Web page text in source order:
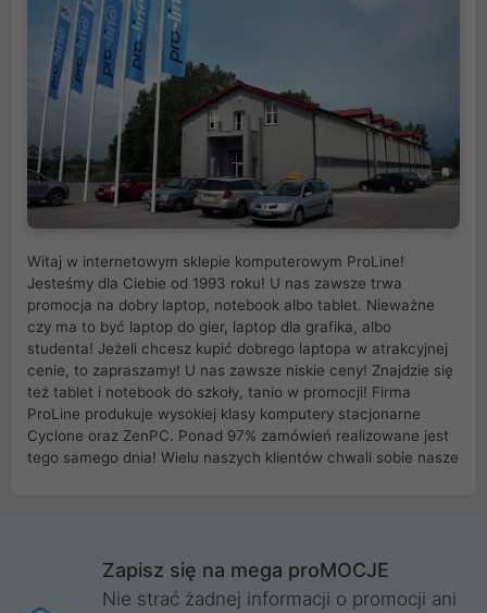
Witaj w internetowym sklepie komputerowym ProLine!
Jesteśmy dla Ciebie od 1993 roku! U nas zawsze trwa
promocja na dobry laptop, notebook albo tablet. Nieważne
czy ma to być laptop do gier, laptop dla grafika, albo
studenta! Jeżeli chcesz kupić dobrego laptopa w atrakcyjnej
cenie, to zapraszamy! U nas zawsze niskie ceny! Znajdzie się
też tablet i notebook do szkoły, tanio w promocji! Firma
ProLine produkuje wysokiej klasy komputery stacjonarne
Cyclone oraz ZenPC. Ponad 97% zamówień realizowane jest
tego samego dnia! Wielu naszych klientów chwali sobie nasze
Wrocław, Poznań, Legnica, Katowice, Gliwice, Kalisz, Bytom,
Trzebnica, Opole. Szybka i profesjonalna obsługa!
Zapisz się na mega proMOCJE
Nie strać żadnej informacji o promocji ani